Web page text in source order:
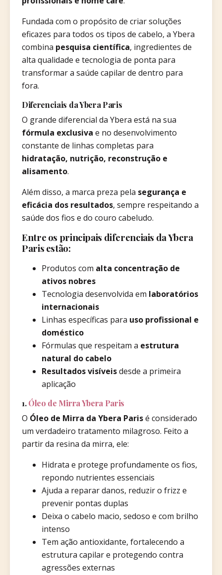
Fundada com o propósito de criar soluções
eficazes para todos os tipos de cabelo, a Ybera
combina pesquisa científica, ingredientes de
alta qualidade e tecnologia de ponta para
transformar a saúde capilar de dentro para
fora.
Diferenciais da Ybera Paris
O grande diferencial da Ybera está na sua
fórmula exclusiva e no desenvolvimento
constante de linhas completas para
hidratação, nutrição, reconstrução e
alisamento.
Além disso, a marca preza pela segurança e
eficácia dos resultados, sempre respeitando a
saúde dos fios e do couro cabeludo.
Entre os principais diferenciais da Ybera
Paris estão:
Produtos com alta concentração de
ativos nobres
Tecnologia desenvolvida em laboratórios
internacionais
Linhas específicas para uso profissional e
doméstico
Fórmulas que respeitam a estrutura
natural do cabelo
Resultados visíveisdesde a primeira
aplicação
1.Óleo de Mirra Ybera Paris
O Óleo de Mirra da Ybera Parisé considerado
um verdadeiro tratamento milagroso. Feito a
partir da resina da mirra, ele:
Hidrata e protege profundamente os fios,
repondo nutrientes essenciais
Ajuda a reparar danos, reduzir o frizz e
prevenir pontas duplas
Deixa o cabelo macio, sedoso e com brilho
intenso
Tem ação antioxidante, fortalecendo a
estrutura capilar e protegendo contra
agressões externas